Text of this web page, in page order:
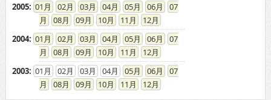
2005: 01 02 03 04 05 06
07
08
09 10 11
12
2004: 01 02 03 04 05 06
07
08
09 10 11
12
2003: 01 02 03 04 05 06
07
08
09 10 11 12